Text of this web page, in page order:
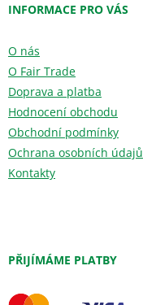
INFORMACE PRO VÁS
O nás
O Fair Trade
Doprava a platba
Hodnocení obchodu
Obchodní podmínky
Ochrana osobních údajů
Kontakty
PŘIJÍMÁME PLATBY